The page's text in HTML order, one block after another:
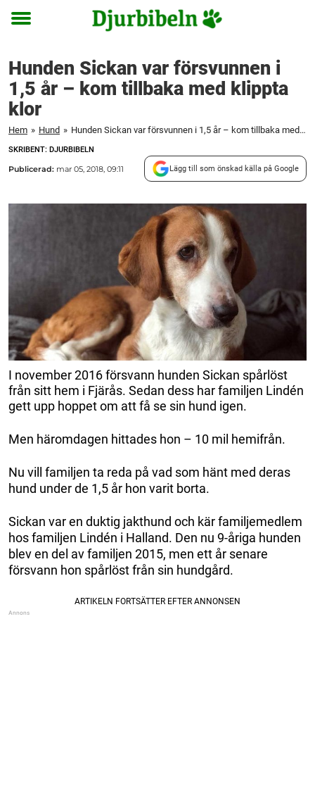
Toggle
Hunden Sickan var försvunnen i
1,5 år – kom tillbaka med klippta
klor
Hem » Hund » Hunden Sickan var försvunnen i 1,5 år – kom tillbaka med klippta klor
SKRIBENT: DJURBIBELN
Publicerad: mar 05, 2018, 09:11 Lägg till som önskad källa på Google
I november 2016 försvann hunden Sickan spårlöst
från sitt hem i Fjärås. Sedan dess har familjen Lindén
gett upp hoppet om att få se sin hund igen.
Men häromdagen hittades hon – 10 mil hemifrån.
Nu vill familjen ta reda på vad som hänt med deras
hund under de 1,5 år hon varit borta.
Sickan var en duktig jakthund och kär familjemedlem
hos familjen Lindén i Halland. Den nu 9-åriga hunden
blev en del av familjen 2015, men ett år senare
försvann hon spårlöst från sin hundgård.